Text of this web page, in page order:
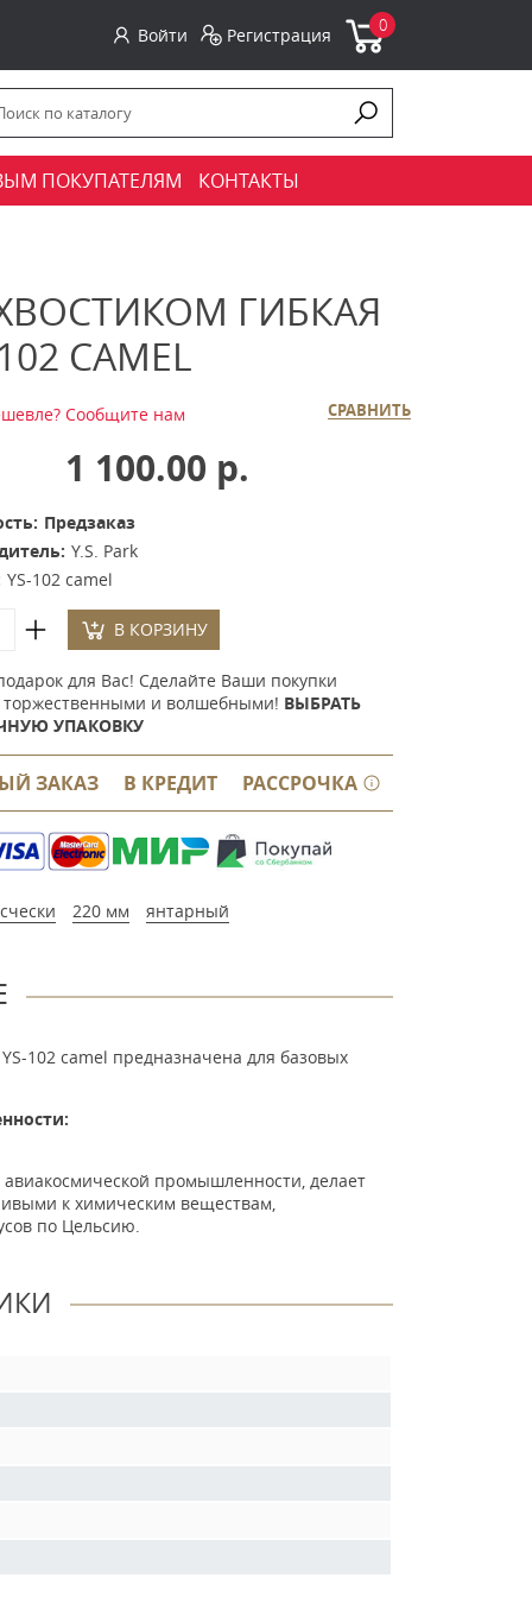
Войти Регистрация 0
ПОКУПАТЕЛЯМ КОНТАКТЫ
ГИБКАЯ
CAMEL
СРАВНИТЬ
Сообщите нам
1 100.00 р.
Предзаказ
Y.S. Park
YS-102 camel
В КОРЗИНУ
для Вас! Сделайте Ваши покупки
торжественными и волшебными! ВЫБРАТЬ
УПАКОВКУ
ЗАКАЗ В КРЕДИТ РАССРОЧКА
220 мм янтарный
102 camel предназначена для базовых
промышленности, делает
к химическим веществам,
по Цельсию.